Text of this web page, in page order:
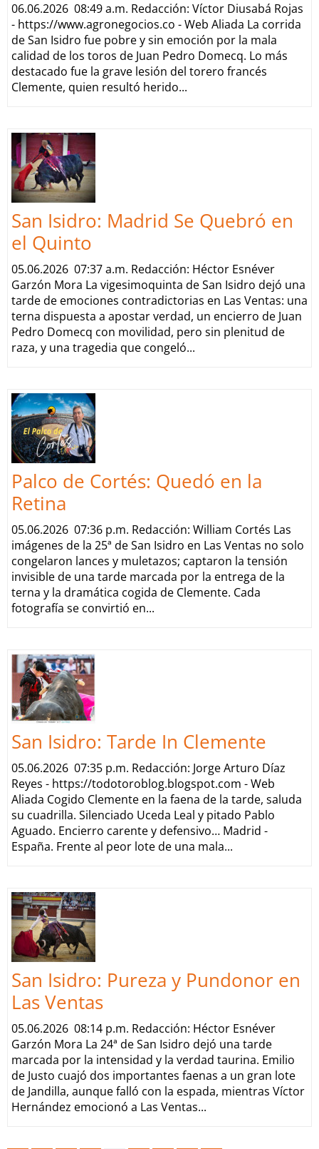
06.06.2026 08:49 a.m. Redacción: Víctor Diusabá Rojas
- https://www.agronegocios.co - Web Aliada La corrida
de San Isidro fue pobre y sin emoción por la mala
calidad de los toros de Juan Pedro Domecq. Lo más
destacado fue la grave lesión del torero francés
Clemente, quien resultó herido...
San Isidro: Madrid Se Quebró en
el Quinto
05.06.2026 07:37 a.m. Redacción: Héctor Esnéver
Garzón Mora La vigesimoquinta de San Isidro dejó una
tarde de emociones contradictorias en Las Ventas: una
terna dispuesta a apostar verdad, un encierro de Juan
Pedro Domecq con movilidad, pero sin plenitud de
raza, y una tragedia que congeló...
Palco de Cortés: Quedó en la
Retina
05.06.2026 07:36 p.m. Redacción: William Cortés Las
imágenes de la 25ª de San Isidro en Las Ventas no solo
congelaron lances y muletazos; captaron la tensión
invisible de una tarde marcada por la entrega de la
terna y la dramática cogida de Clemente. Cada
fotografía se convirtió en...
San Isidro: Tarde In Clemente
05.06.2026 07:35 p.m. Redacción: Jorge Arturo Díaz
Reyes - https://todotoroblog.blogspot.com - Web
Aliada Cogido Clemente en la faena de la tarde, saluda
su cuadrilla. Silenciado Uceda Leal y pitado Pablo
Aguado. Encierro carente y defensivo… Madrid -
España. Frente al peor lote de una mala...
San Isidro: Pureza y Pundonor en
Las Ventas
05.06.2026 08:14 p.m. Redacción: Héctor Esnéver
Garzón Mora La 24ª de San Isidro dejó una tarde
marcada por la intensidad y la verdad taurina. Emilio
de Justo cuajó dos importantes faenas a un gran lote
de Jandilla, aunque falló con la espada, mientras Víctor
Hernández emocionó a Las Ventas...